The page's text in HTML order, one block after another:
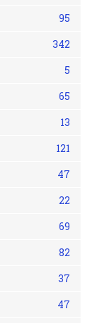
95
342
5
65
13
121
47
22
69
82
37
47